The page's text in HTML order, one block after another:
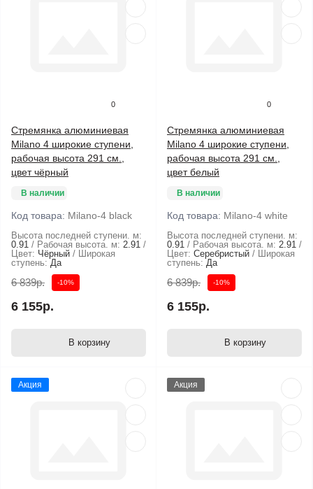
0
Стремянка алюминиевая
Milano 4 широкие ступени,
рабочая высота 291 см.,
цвет чёрный
В наличии
Код товара: Milano-4 black
Высота последней ступени. м:
0.91
Рабочая высота. м: 2.91
Цвет: Чёрный
Широкая
ступень: Да
6 839р. -10%
6 155р.
В корзину
0
Стремянка алюминиевая
Milano 4 широкие ступени,
рабочая высота 291 см.,
цвет белый
В наличии
Код товара: Milano-4 white
Высота последней ступени. м:
0.91
Рабочая высота. м: 2.91
Цвет: Серебристый
Широкая
ступень: Да
6 839р. -10%
6 155р.
В корзину
Акция Акция